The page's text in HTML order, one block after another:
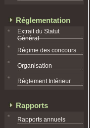
Réglementation
Extrait du Statut
Général
Régime des concours
Organisation
Réglement Intérieur
Rapports
Rapports annuels